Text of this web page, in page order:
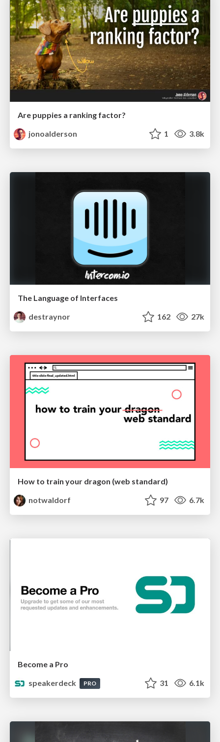
Are puppies a ranking factor?
jonoalderson
1 3.8k
The Language of Interfaces
destraynor
162 27k
How to train your dragon (web standard)
notwaldorf
97 6.7k
Become a Pro
speakerdeck
PRO 31 6.1k